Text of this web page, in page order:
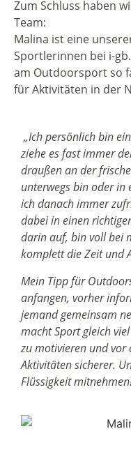
Zum Schluss haben
Team:
Malina ist eine
Sportlerinnen bei i-
am Outdoorsport so
für Aktivitäten in der
„Ich persönlich bin
ziehe es fast immer
draußen an der
unterwegs bin oder in
ich danach immer
dabei in einen
darin auf, bin voll bei
komplett die Zeit und
Mein Tipp für
anfangen, vorher
jemand gemeinsam
macht Sport gleich
zu motivieren und
Aktivitäten sicherer.
Flüssigkeit